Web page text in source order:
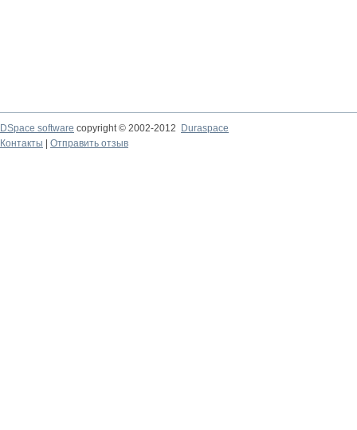
DSpace software copyright © 2002-2012
Duraspace
Контакты
Отправить отзыв